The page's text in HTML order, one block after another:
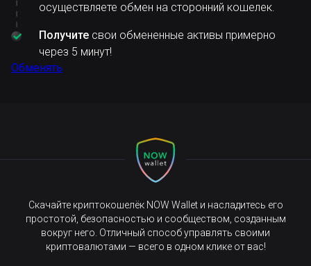
осуществляете обмен на сторонний кошелек.
Получите свои обмененные активы примерно
через 5 минут!
Обменять
Скачайте криптокошелёк NOW Wallet и насладитесь его
простотой, безопасностью и сообществом, созданным
вокруг него. Отличный способ управлять своими
криптовалютами — всего в одном клике от вас!